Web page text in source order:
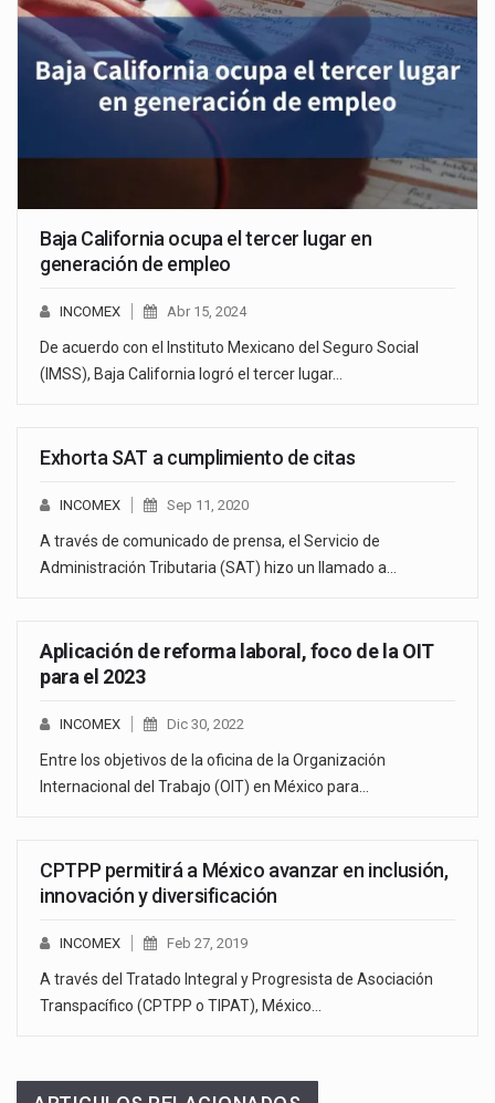
Baja California ocupa el tercer lugar en
generación de empleo
INCOMEX Abr 15, 2024
De acuerdo con el Instituto Mexicano del Seguro Social
(IMSS), Baja California logró el tercer lugar…
Exhorta SAT a cumplimiento de citas
INCOMEX Sep 11, 2020
A través de comunicado de prensa, el Servicio de
Administración Tributaria (SAT) hizo un llamado a…
Aplicación de reforma laboral, foco de la OIT
para el 2023
INCOMEX Dic 30, 2022
Entre los objetivos de la oficina de la Organización
Internacional del Trabajo (OIT) en México para…
CPTPP permitirá a México avanzar en inclusión,
innovación y diversificación
INCOMEX Feb 27, 2019
A través del Tratado Integral y Progresista de Asociación
Transpacífico (CPTPP o TIPAT), México…